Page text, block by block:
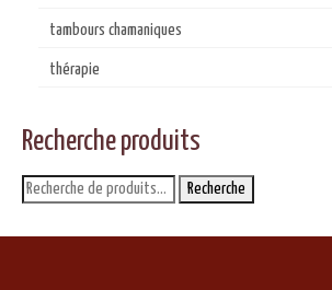
tambours chamaniques
thérapie
Recherche produits
Recherche
pour :
Recherche